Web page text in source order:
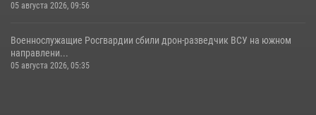
05 августа 2026, 09:56
Военнослужащие Росгвардии сбили дрон-разведчик ВСУ на южном
направлени...
05 августа 2026, 05:35